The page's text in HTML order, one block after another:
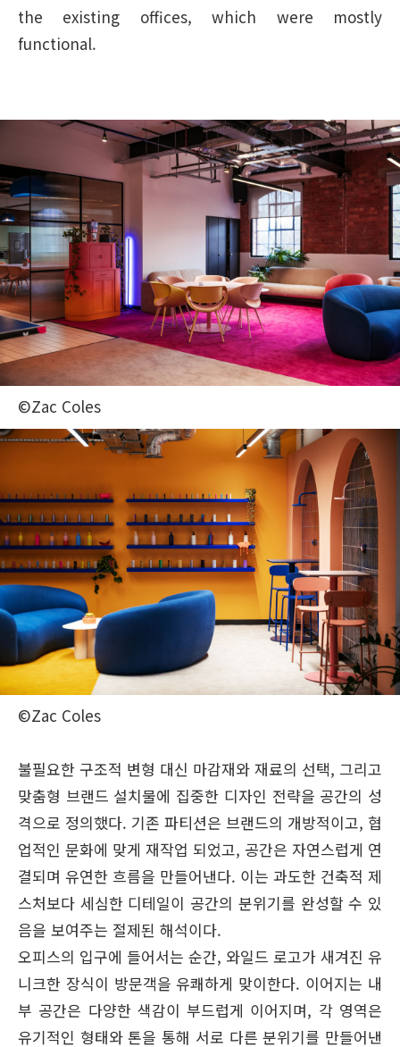
the existing offices, which were mostly
functional.
©Zac Coles
©Zac Coles
불필요한 구조적 변형 대신 마감재와 재료의 선택, 그리고
맞춤형 브랜드 설치물에 집중한 디자인 전략을 공간의 성
격으로 정의했다. 기존 파티션은 브랜드의 개방적이고, 협
업적인 문화에 맞게 재작업 되었고, 공간은 자연스럽게 연
결되며 유연한 흐름을 만들어낸다. 이는 과도한 건축적 제
스처보다 세심한 디테일이 공간의 분위기를 완성할 수 있
음을 보여주는 절제된 해석이다.
오피스의 입구에 들어서는 순간, 와일드 로고가 새겨진 유
니크한 장식이 방문객을 유쾌하게 맞이한다. 이어지는 내
부 공간은 다양한 색감이 부드럽게 이어지며, 각 영역은
유기적인 형태와 톤을 통해 서로 다른 분위기를 만들어낸